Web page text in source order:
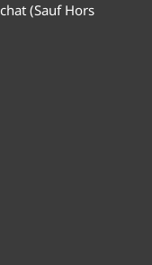
(Sauf Hors